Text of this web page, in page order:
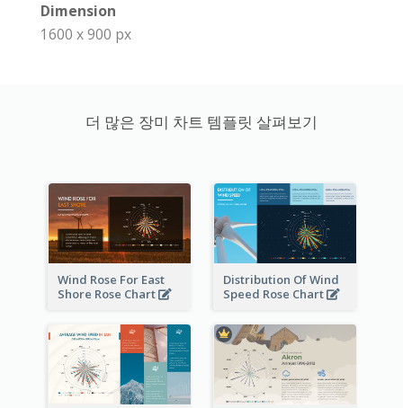
Dimension
1600 x 900 px
더 많은 장미 차트 템플릿 살펴보기
Wind Rose For East
Shore Rose Chart
Distribution Of Wind
Speed Rose Chart